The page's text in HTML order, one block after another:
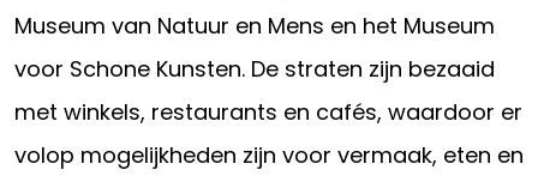
Museum van Natuur en Mens en het Museum
voor Schone Kunsten. De straten zijn bezaaid
met winkels, restaurants en cafés, waardoor er
volop mogelijkheden zijn voor vermaak, eten en